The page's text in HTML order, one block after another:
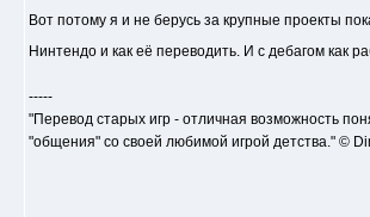
Вот потому я и не берусь за крупные проекты
Нинтендо и как её переводить. И с дебагом как
-----
"Перевод старых игр - отличная возможность
"общения" со своей любимой игрой детства." ©